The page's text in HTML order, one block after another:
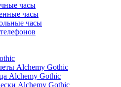
часы
часы
часы
Alchemy Gothic
Alchemy Gothic
Alchemy Gothic